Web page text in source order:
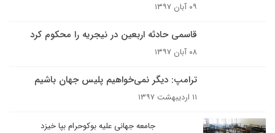
۰۹ آبان ۱۳۹۷
قاسمی حادثه اربعین در نیجریه را محکوم کرد
۰۸ آبان ۱۳۹۷
ترامپ: دیگر نمی‌خواهیم پلیس جهان باشیم
۱۱ اردیبهشت ۱۳۹۷
جامعه جهانی علیه بوکوحرام بپا خیزد